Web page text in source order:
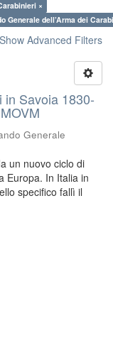
×
Generale dell’Arma dei
Show Advanced Filters
in Savoia 1830-
Generale
un nuovo ciclo di
Europa. In Italia in
specifico fallì il